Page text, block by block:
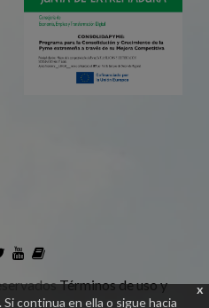
Términos de uso y
x
continua en ella o sigue hacia